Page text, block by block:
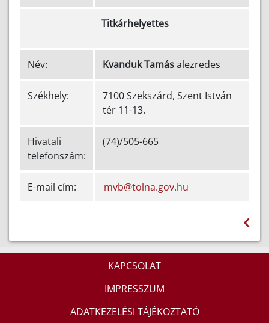
Titkárhelyettes
Név: Kvanduk Tamásalezredes
Székhely:
7100 Szekszárd, Szent István
tér 11-13.
Hivatali
telefonszám:
(74)/505-665
E-mail cím: mvb@tolna.gov.hu
KAPCSOLAT
IMPRESSZUM
ADATKEZELÉSI TÁJÉKOZTATÓ